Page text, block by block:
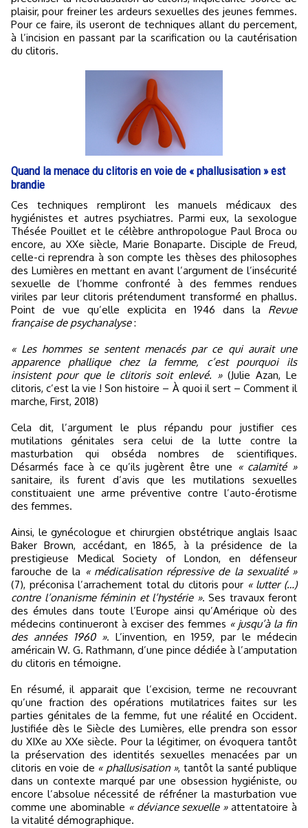
plaisir, pour freiner les ardeurs sexuelles des jeunes femmes.
Pour ce faire, ils useront de techniques allant du percement,
à l’incision en passant par la scarification ou la cautérisation
du clitoris.
Quand la menace du clitoris en voie de « phallusisation » est
brandie
Ces techniques rempliront les manuels médicaux des
hygiénistes et autres psychiatres. Parmi eux, la sexologue
Thésée Pouillet et le célèbre anthropologue Paul Broca ou
encore, au XXe siècle, Marie Bonaparte. Disciple de Freud,
celle-ci reprendra à son compte les thèses des philosophes
des Lumières en mettant en avant l’argument de l’insécurité
sexuelle de l’homme confronté à des femmes rendues
viriles par leur clitoris prétendument transformé en phallus.
Point de vue qu’elle explicita en 1946 dans la Revue
française de psychanalyse:
« Les hommes se sentent menacés par ce qui aurait une
apparence phallique chez la femme, c’est pourquoi ils
insistent pour que le clitoris soit enlevé. »(Julie Azan, Le
clitoris, c’est la vie ! Son histoire – À quoi il sert – Comment il
marche, First, 2018)
Cela dit, l’argument le plus répandu pour justifier ces
mutilations génitales sera celui de la lutte contre la
masturbation qui obséda nombres de scientifiques.
Désarmés face à ce qu’ils jugèrent être une « calamité »
sanitaire, ils furent d’avis que les mutilations sexuelles
constituaient une arme préventive contre l’auto-érotisme
des femmes.
Ainsi, le gynécologue et chirurgien obstétrique anglais Isaac
Baker Brown, accédant, en 1865, à la présidence de la
prestigieuse Medical Society of London, en défenseur
farouche de la « médicalisation répressive de la sexualité »
(7), préconisa l’arrachement total du clitoris pour « lutter (…)
contre l’onanisme féminin et l’hystérie ». Ses travaux feront
des émules dans toute l’Europe ainsi qu’Amérique où des
médecins continueront à exciser des femmes « jusqu’à la fin
des années 1960 ». L’invention, en 1959, par le médecin
américain W. G. Rathmann, d’une pince dédiée à l’amputation
du clitoris en témoigne.
En résumé, il apparait que l’excision, terme ne recouvrant
qu’une fraction des opérations mutilatrices faites sur les
parties génitales de la femme, fut une réalité en Occident.
Justifiée dès le Siècle des Lumières, elle prendra son essor
du XIXe au XXe siècle. Pour la légitimer, on évoquera tantôt
la préservation des identités sexuelles menacées par un
clitoris en voie de « phallusisation », tantôt la santé publique
dans un contexte marqué par une obsession hygiéniste, ou
encore l’absolue nécessité de réfréner la masturbation vue
comme une abominable « déviance sexuelle »attentatoire à
la vitalité démographique.